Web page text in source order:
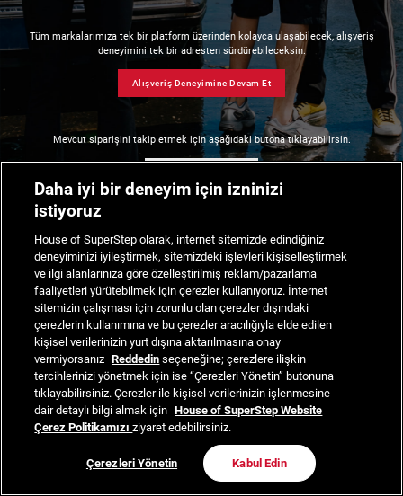
Tüm markalarımıza tek bir platform üzerinden kolayca ulaşabilecek, alışveriş
deneyimini tek bir adresten sürdürebileceksin.
Alışveriş Deneyimine Devam Et
Mevcut siparişini takip etmek için aşağıdaki butona tıklayabilirsin.
Daha iyi bir deneyim için izninizi
istiyoruz
House of SuperStep olarak, internet sitemizde edindiğiniz
deneyiminizi iyileştirmek, sitemizdeki işlevleri kişiselleştirmek
ve ilgi alanlarınıza göre özelleştirilmiş reklam/pazarlama
faaliyetleri yürütebilmek için çerezler kullanıyoruz. İnternet
sitemizin çalışması için zorunlu olan çerezler dışındaki
çerezlerin kullanımına ve bu çerezler aracılığıyla elde edilen
kişisel verilerinizin yurt dışına aktarılmasına onay
vermiyorsanız Reddedin seçeneğine; çerezlere ilişkin
tercihlerinizi yönetmek için ise “Çerezleri Yönetin” butonuna
tıklayabilirsiniz. Çerezler ile kişisel verilerinizin işlenmesine
dair detaylı bilgi almak için House of SuperStep Website
Çerez Politikamızıziyaret edebilirsiniz.
Çerezleri Yönetin Kabul Edin